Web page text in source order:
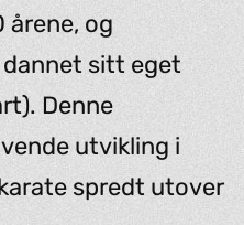
årene, og
sitt eget
Denne
utvikling i
spredt utover